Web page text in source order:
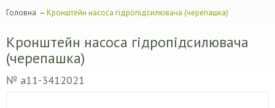
Головна – Кронштейн насоса гідропідсилювача (черепашка)
Кронштейн насоса гідропідсилювача
(черепашка)
№ a11-3412021